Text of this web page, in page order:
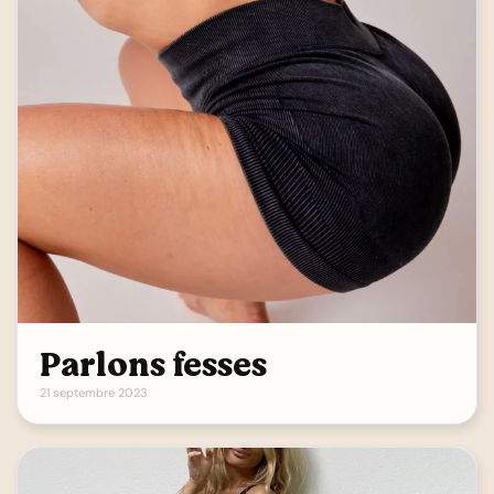
Parlons fesses
21 septembre 2023